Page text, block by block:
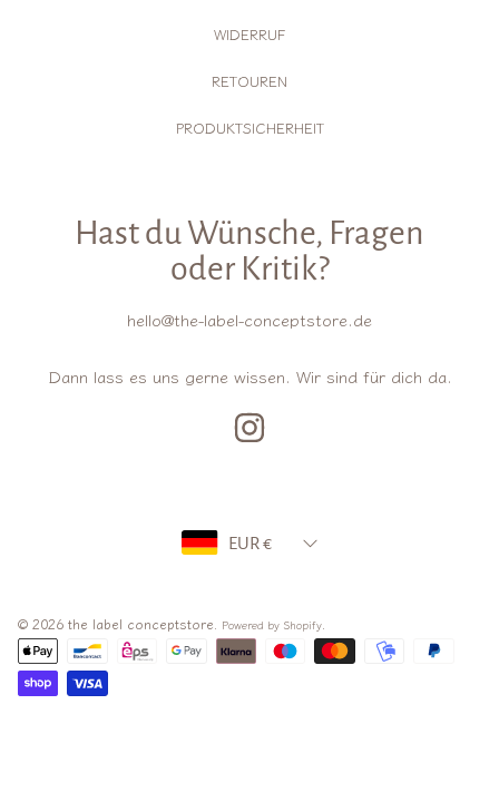
WIDERRUF
RETOUREN
PRODUKTSICHERHEIT
Hast du Wünsche, Fragen
oder Kritik?
hello@the-label-conceptstore.de
Dann lass es uns gerne wissen. Wir sind für dich da.
© 2026 the label conceptstore. Powered by Shopify
Zahlungsarten
EUR €